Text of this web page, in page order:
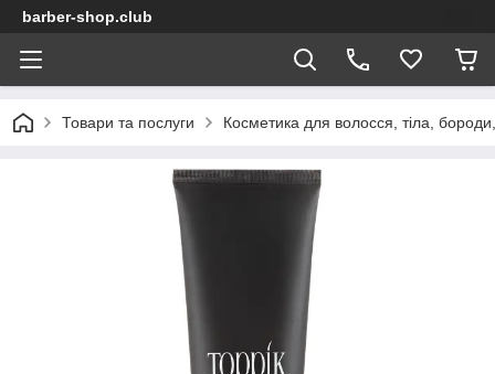
barber-shop.club
Товари та послуги Косметика для волосся, тіла,